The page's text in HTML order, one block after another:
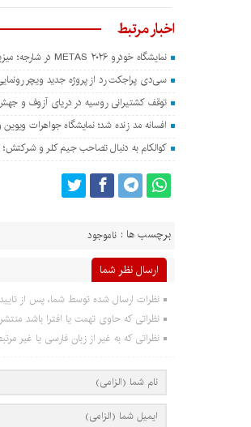
اخبار مرتبط
نمایشگاه خودرو METAS ۲۰۲۶ در شارجه؛ میزبان ۵۱ شرکت از جمله ۴۴ شرکت چینی
سی‌دی پراجکت رد از پروژه جدید ویچر
توقف کشتیرانی روسیه در دریای آزوف و
افسانه مد زنده شد؛ نمایشگاه جواهرات ویوین
کوالکام به دنبال تصاحب جیم کلر و شرکتش؛ معامله ۱۰ میلیارد دلاری
برچسب ها : ناموجود
ارسال نظر شما
نظرات ارسال شده توسط شما، پس از
نظراتی که حاوی تهمت یا افترا باشد
نظراتی که به غیر از زبان فارسی یا غیر